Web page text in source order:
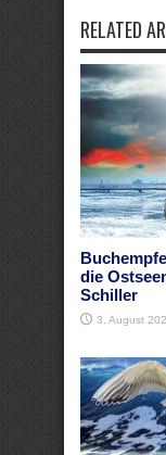
RELATED
die
Schiller
3. August